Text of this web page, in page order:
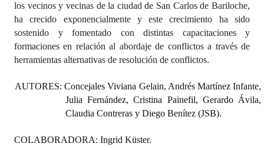
los vecinos y vecinas de la ciudad de San Carlos de Bariloche,
ha crecido exponencialmente y este crecimiento ha sido
sostenido y fomentado con distintas capacitaciones y
formaciones en relación al abordaje de conflictos a través de
herramientas alternativas de resolución de conflictos.
AUTORES: Concejales Viviana Gelain, Andrés Martínez Infante,
Julia Fernández, Cristina Painefil, Gerardo Ávila,
Claudia Contreras y Diego Benítez (JSB).
COLABORADORA: Ingrid Küster.